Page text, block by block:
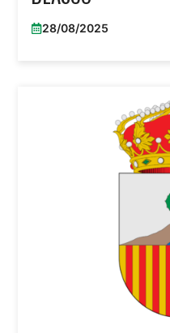
28/08/2025